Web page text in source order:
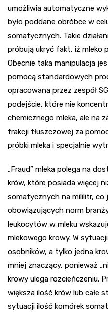
umożliwia automatyczne
było poddane obróbce w
somatycznych. Takie
próbują ukryć fakt, iż mleko
Obecnie taka manipulacja
pomocą standardowych
opracowana przez zespół
podejście, które nie
chemicznego mleka, ale na
frakcji tłuszczowej za
próbki mleka i specjalnie
„Fraud” mleka polega na
krów, które posiada więcej
somatycznych na mililitr, co
obowiązujących norm
leukocytów w mleku
mlekowego krowy. W
osobników, a tylko jedna
mniej znaczący, ponieważ
krowy ulega rozcieńczeniu.
większa ilość krów lub całe
sytuacji ilość komórek